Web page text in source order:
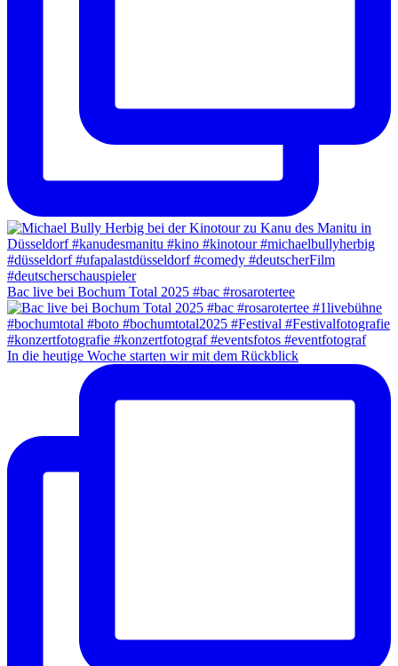
Bac live bei Bochum Total 2025 #bac #rosarotertee
In die heutige Woche starten wir mit dem Rückblick